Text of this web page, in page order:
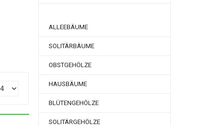
ALLEEBÄUME
SOLITÄRBÄUME
OBSTGEHÖLZE
HAUSBÄUME
BLÜTENGEHÖLZE
SOLITÄRGEHÖLZE